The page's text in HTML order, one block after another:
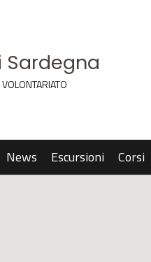
Sardegna
News Escursioni Corsi